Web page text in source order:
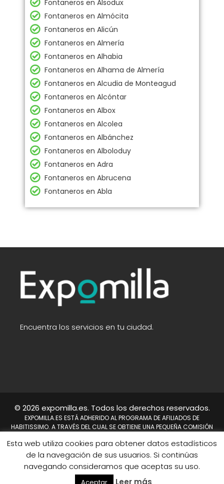
Fontaneros en Alsodux
Fontaneros en Almócita
Fontaneros en Alicún
Fontaneros en Almería
Fontaneros en Alhabia
Fontaneros en Alhama de Almería
Fontaneros en Alcudia de Monteagud
Fontaneros en Alcóntar
Fontaneros en Albox
Fontaneros en Alcolea
Fontaneros en Albánchez
Fontaneros en Alboloduy
Fontaneros en Adra
Fontaneros en Abrucena
Fontaneros en Abla
Encuentra los servicios en tu ciudad.
© 2026 expomilla.es. Todos los derechos reservados.
EXPOMILLA.ES ESTÁ ADHERIDO AL PROGRAMA DE AFILIADOS DE
HABITISSIMO. A TRAVÉS DEL CUAL SE OBTIENE UNA PEQUEÑA COMISIÓN
EN CAMBIO A NOSOTROS NOS PERMITE CONTINUAR TRABAJANDO DÍA A
DÍA PARA MEJORAR EL SITIO WEB.
HABITISSIMO Y TAMBIÉN EL LOGO DE HABITISSIMO SON MARCAS
REGISTRADAS DE HABITISSIMO.ES O SUS AFILIADOS.
Mapa del sitio
Esta web utiliza cookies para obtener datos estadísticos
de la navegación de sus usuarios. Si continúas
navegando consideramos que aceptas su uso.
Leer más